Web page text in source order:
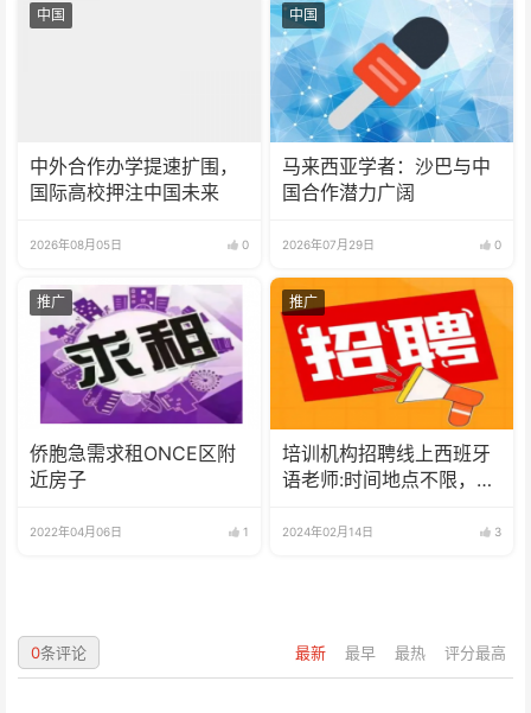
中国
中外合作办学提速扩围，
国际高校押注中国未来
2026年08月05日 0
中国
马来西亚学者：沙巴与中
国合作潜力广阔
2026年07月29日 0
推广
侨胞急需求租ONCE区附
近房子
2022年04月06日 1
推广
培训机构招聘线上西班牙
语老师:时间地点不限，可
2024年02月14日 3
最新 最早 最热 评分最高
0条评论